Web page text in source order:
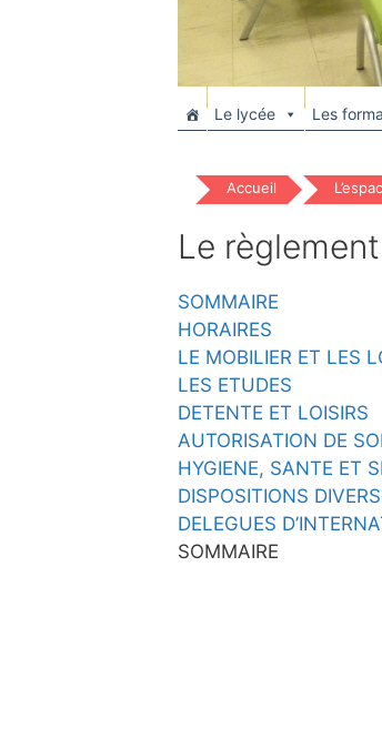
Le lycée Les
Accueil
Le
SOMMAIRE
HORAIRES
LE MOBILIER ET LES
LES ETUDES
DETENTE ET LOISIRS
AUTORISATION DE
HYGIENE, SANTE ET
DISPOSITIONS
DELEGUES
SOMMAIRE